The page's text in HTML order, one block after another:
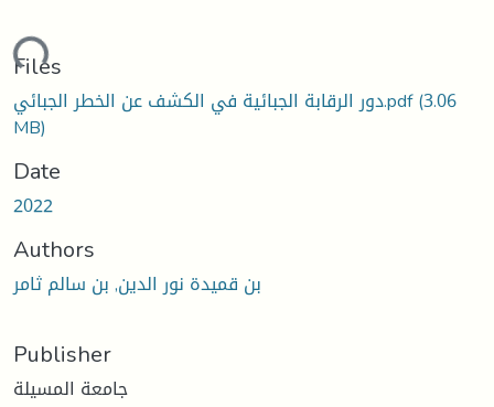
Files
دور الرقابة الجبائية في الكشف عن الخطر الجبائي.pdf(3.06
MB)
Date
2022
Authors
بن قميدة نور الدين, بن سالم ثامر
Publisher
جامعة المسيلة